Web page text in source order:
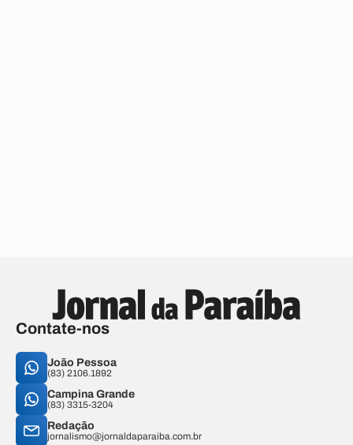
Contate-nos
João Pessoa
(83) 2106.1892
Campina Grande
(83) 3315-3204
Redação
jornalismo@jornaldaparaiba.com.br